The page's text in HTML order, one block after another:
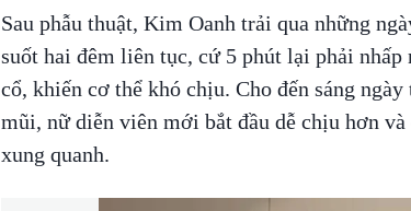
Sau phẫu thuật, Kim Oanh trải qua những
suốt hai đêm liên tục, cứ 5 phút lại phải
cổ, khiến cơ thể khó chịu. Cho đến sáng
mũi, nữ diễn viên mới bắt đầu dễ chịu hơn
xung quanh.